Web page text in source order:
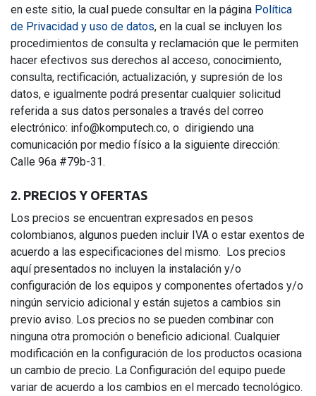
en este sitio, la cual puede consultar en la página Política
de Privacidad y uso de datos, en la cual se incluyen los
procedimientos de consulta y reclamación que le permiten
hacer efectivos sus derechos al acceso, conocimiento,
consulta, rectificación, actualización, y supresión de los
datos, e igualmente podrá presentar cualquier solicitud
referida a sus datos personales a través del correo
electrónico: info@komputech.co, o dirigiendo una
comunicación por medio físico a la siguiente dirección:
Calle 96a #79b-31.
2. PRECIOS Y OFERTAS
Los precios se encuentran expresados en pesos
colombianos, algunos pueden incluir IVA o estar exentos de
acuerdo a las especificaciones del mismo. Los precios
aquí presentados no incluyen la instalación y/o
configuración de los equipos y componentes ofertados y/o
ningún servicio adicional y están sujetos a cambios sin
previo aviso. Los precios no se pueden combinar con
ninguna otra promoción o beneficio adicional. Cualquier
modificación en la configuración de los productos ocasiona
un cambio de precio. La Configuración del equipo puede
variar de acuerdo a los cambios en el mercado tecnológico.